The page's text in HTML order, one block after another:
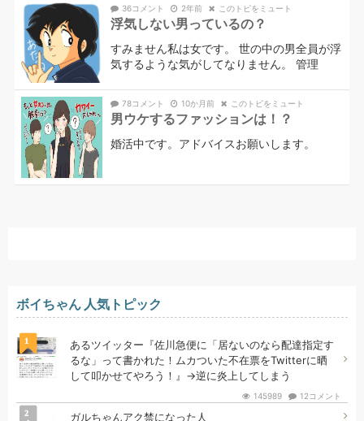
36コメント 2年前 このトピをミュート
浮気しない男っているの？
すみません私は女です。 世の中の男全員が浮
気するような気がしてなりません。 管理
78コメント 10か月前 このトピをミュート
男ウケするファッションは！？
婚活中です。アドバイスお願いします。
ボイちゃん 人気トピック
1
あるツイッター『佐川急便に「居ないのなら配達指定す
るな」って書かれた！ムカついた不在票をTwitterに晒
して叩かせてやろう！』→逆に炎上してしまう
145989 12コメント
2 ガルちゃんアク禁になった人